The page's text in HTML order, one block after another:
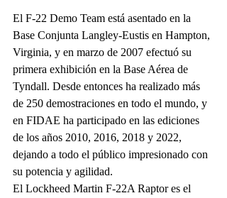
El F-22 Demo Team está asentado en la
Base Conjunta Langley-Eustis en Hampton,
Virginia, y en marzo de 2007 efectuó su
primera exhibición en la Base Aérea de
Tyndall. Desde entonces ha realizado más
de 250 demostraciones en todo el mundo, y
en FIDAE ha participado en las ediciones
de los años 2010, 2016, 2018 y 2022,
dejando a todo el público impresionado con
su potencia y agilidad.
El Lockheed Martin F-22A Raptor es el